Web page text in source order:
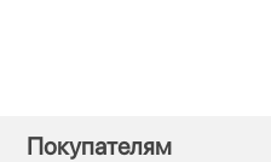
Покупателям